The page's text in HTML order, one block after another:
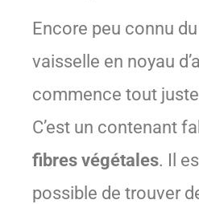
Encore peu connu
vaisselle en noyau
commence tout
C’est un contenant
fibres végétales. Il
possible de trouver